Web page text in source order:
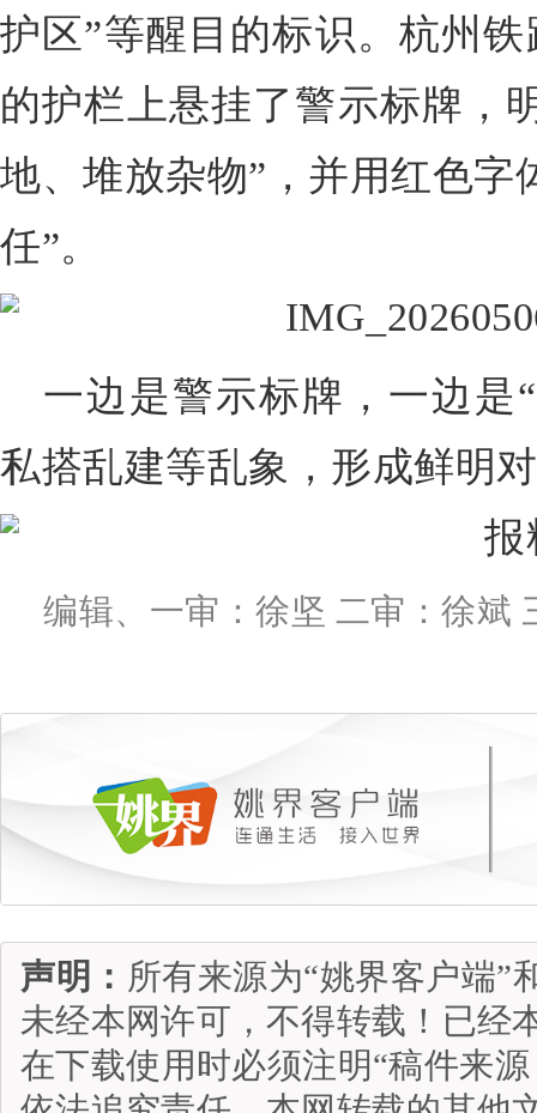
护区”等醒目的标识。杭州
的护栏上悬挂了警示标牌，
地、堆放杂物”，并用红色字
任”。
一边是警示标牌，一边是
私搭乱建等乱象，形成鲜明
编辑、一审：徐坚 二审：徐斌
声明： 所有来源为“姚界客户端”
未经本网许可，不得转载！已经
在下载使用时必须注明“稿件来